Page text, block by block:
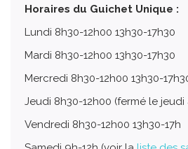
Horaires du Guichet Unique :
Lundi 8h30-12h00 13h30-17h30
Mardi 8h30-12h00 13h30-17h30
Mercredi 8h30-12h00 13h30-
Jeudi 8h30-12h00 (fermé le
Vendredi 8h30-12h00 13h30-17h